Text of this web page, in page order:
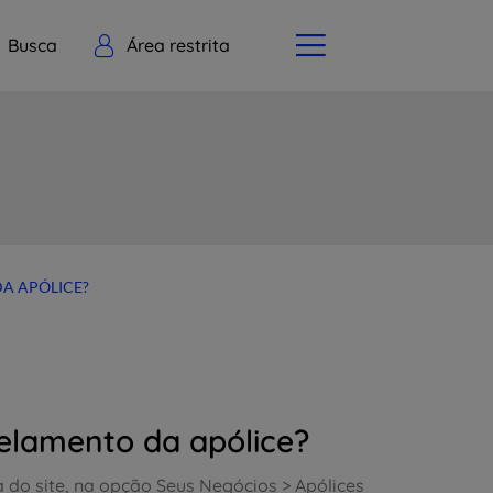
Busca Área restrita
APÓLICE?
da apólice?
site, na opção Seus Negócios > Apólices